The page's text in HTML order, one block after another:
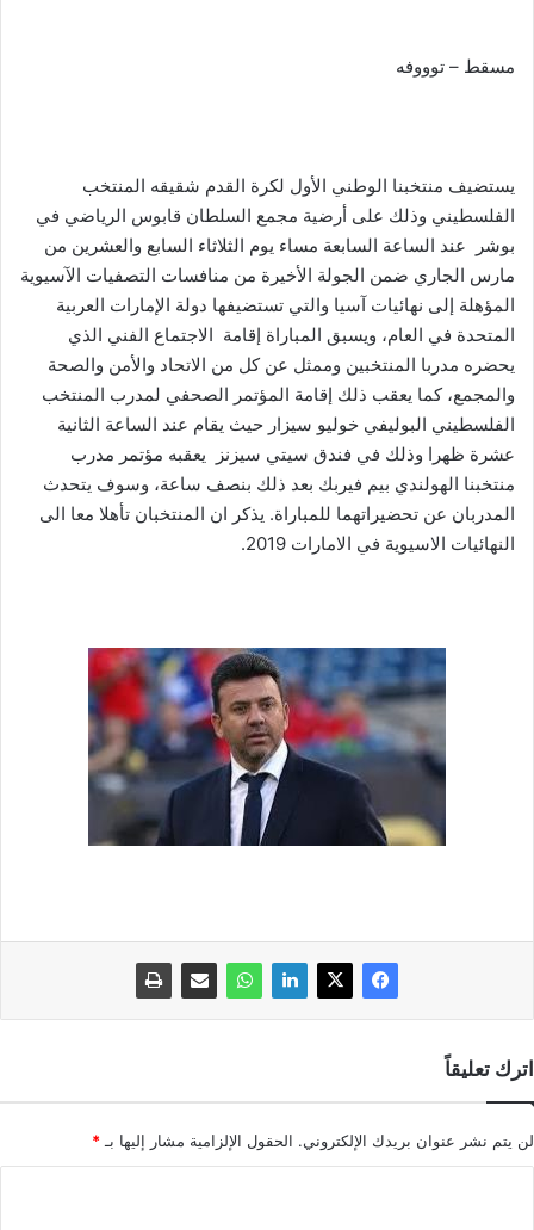
مسقط – توووفه
يستضيف منتخبنا الوطني الأول لكرة القدم شقيقه المنتخب
الفلسطيني وذلك على أرضية مجمع السلطان قابوس الرياضي في
بوشر عند الساعة السابعة مساء يوم الثلاثاء السابع والعشرين من
مارس الجاري ضمن الجولة الأخيرة من منافسات التصفيات الآسيوية
المؤهلة إلى نهائيات آسيا والتي تستضيفها دولة الإمارات العربية
المتحدة في العام، ويسبق المباراة إقامة الاجتماع الفني الذي
يحضره مدربا المنتخبين وممثل عن كل من الاتحاد والأمن والصحة
والمجمع، كما يعقب ذلك إقامة المؤتمر الصحفي لمدرب المنتخب
الفلسطيني البوليفي خوليو سيزار حيث يقام عند الساعة الثانية
عشرة ظهرا وذلك في فندق سيتي سيزنز يعقبه مؤتمر مدرب
منتخبنا الهولندي بيم فيربك بعد ذلك بنصف ساعة، وسوف يتحدث
المدربان عن تحضيراتهما للمباراة. يذكر ان المنتخبان تأهلا معا الى
النهائيات الاسيوية في الامارات 2019.
اترك تعليقاً
لن يتم نشر عنوان بريدك الإلكتروني. الحقول الإلزامية مشار إليها بـ *